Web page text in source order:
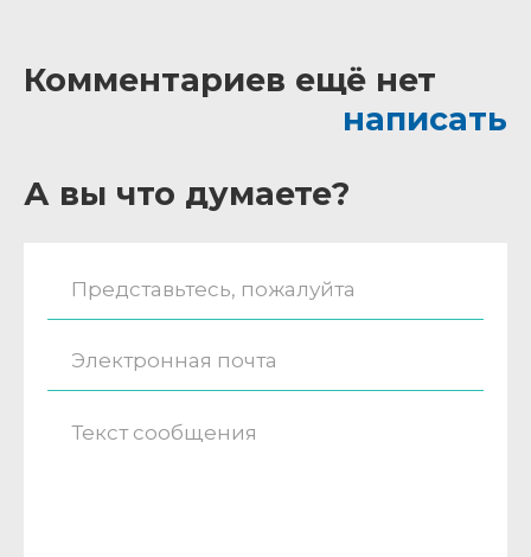
Комментариев ещё нет
написать
А вы что думаете?